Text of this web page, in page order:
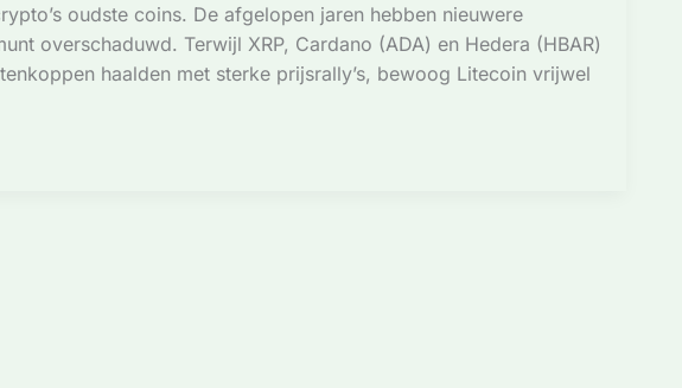
oudste coins. De afgelopen jaren hebben nieuwere
overschaduwd. Terwijl XRP, Cardano (ADA) en Hedera (HBAR)
haalden met sterke prijsrally’s, bewoog Litecoin vrijwel